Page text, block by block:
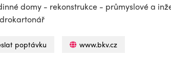
domy - rekonstrukce - průmyslové a
poptávku www.bkv.cz